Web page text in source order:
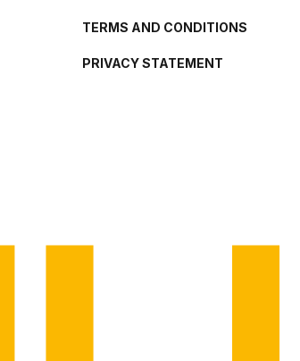
TERMS AND CONDITIONS
PRIVACY STATEMENT